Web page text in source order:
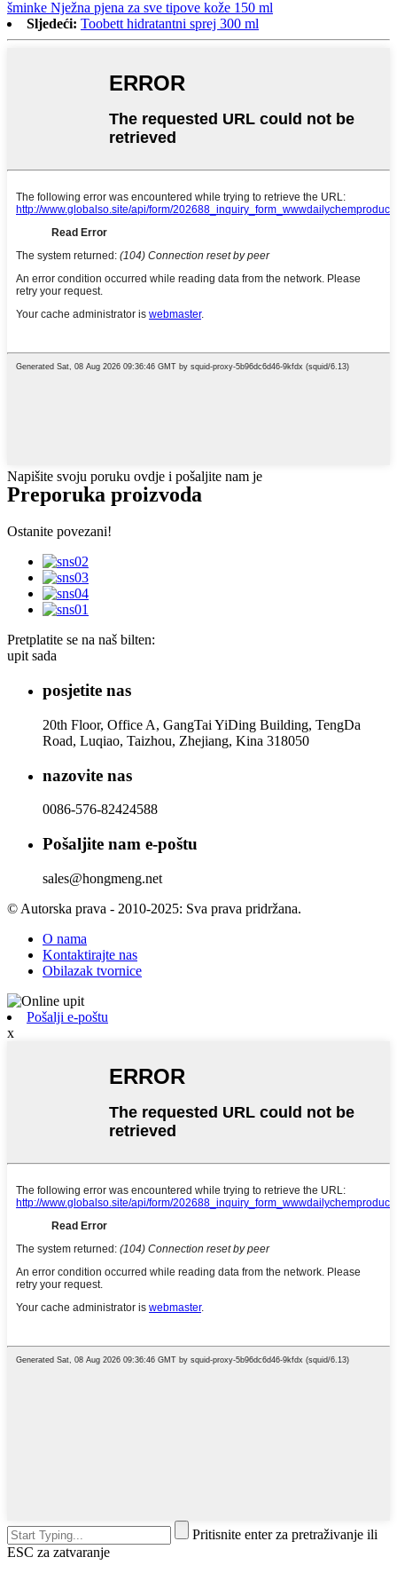
šminke Nježna pjena za sve tipove kože 150 ml
Sljedeći: Toobett hidratantni sprej 300 ml
Napišite svoju poruku ovdje i pošaljite nam je
Preporuka proizvoda
Ostanite povezani!
Pretplatite se na naš bilten:
upit sada
posjetite nas
20th Floor, Office A, GangTai YiDing Building, TengDa
Road, Luqiao, Taizhou, Zhejiang, Kina 318050
nazovite nas
0086-576-82424588
Pošaljite nam e-poštu
sales@hongmeng.net
© Autorska prava - 2010-2025: Sva prava pridržana.
O nama
Kontaktirajte nas
Obilazak tvornice
Pošalji e-poštu
x
Pritisnite enter za pretraživanje ili
ESC za zatvaranje